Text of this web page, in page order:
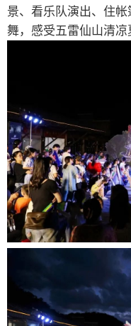
景、看乐队演出、住
舞，感受五雷仙山清凉